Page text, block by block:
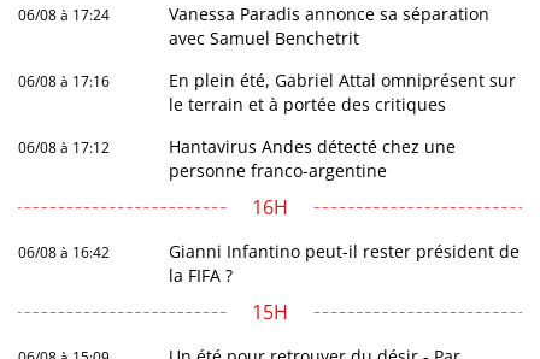
06/08 à 17:24
Vanessa Paradis annonce sa séparation
avec Samuel Benchetrit
06/08 à 17:16
En plein été, Gabriel Attal omniprésent sur
le terrain et à portée des critiques
06/08 à 17:12
Hantavirus Andes détecté chez une
personne franco-argentine
16H
06/08 à 16:42
Gianni Infantino peut-il rester président de
la FIFA ?
15H